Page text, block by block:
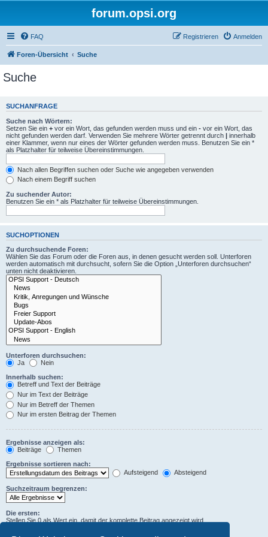
forum.opsi.org
FAQ Anmelden
Registrieren
Foren-Übersicht Suche
Suche
SUCHANFRAGE
Suche nach Wörtern:
Setzen Sie ein + vor ein Wort, das gefunden werden muss und ein - vor ein Wort, das
nicht gefunden werden darf. Verwenden Sie mehrere Wörter getrennt durch | innerhalb
einer Klammer, wenn nur eines der Wörter gefunden werden muss. Benutzen Sie ein *
als Platzhalter für teilweise Übereinstimmungen.
Nach allen Begriffen suchen oder Suche wie angegeben verwenden
Nach einem Begriff suchen
Zu suchender Autor:
Benutzen Sie ein * als Platzhalter für teilweise Übereinstimmungen.
SUCHOPTIONEN
Zu durchsuchende Foren:
Wählen Sie das Forum oder die Foren aus, in denen gesucht werden soll. Unterforen
werden automatisch mit durchsucht, sofern Sie die Option „Unterforen durchsuchen“
unten nicht deaktivieren.
Unterforen durchsuchen:
Ja
Nein
Innerhalb suchen:
Betreff und Text der Beiträge
Nur im Text der Beiträge
Nur im Betreff der Themen
Nur im ersten Beitrag der Themen
Ergebnisse anzeigen als:
Beiträge
Themen
Ergebnisse sortieren nach:
Aufsteigend
Absteigend
Suchzeitraum begrenzen:
Die ersten:
Stellen Sie 0 als Wert ein, damit der komplette Beitrag angezeigt wird.